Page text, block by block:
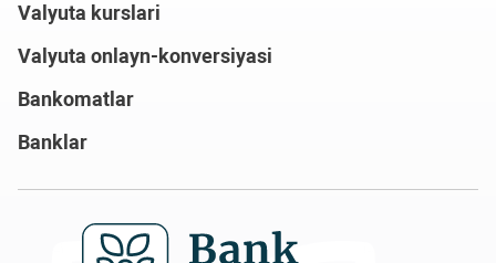
Valyuta kurslari
Valyuta onlayn-konversiyasi
Bankomatlar
Banklar